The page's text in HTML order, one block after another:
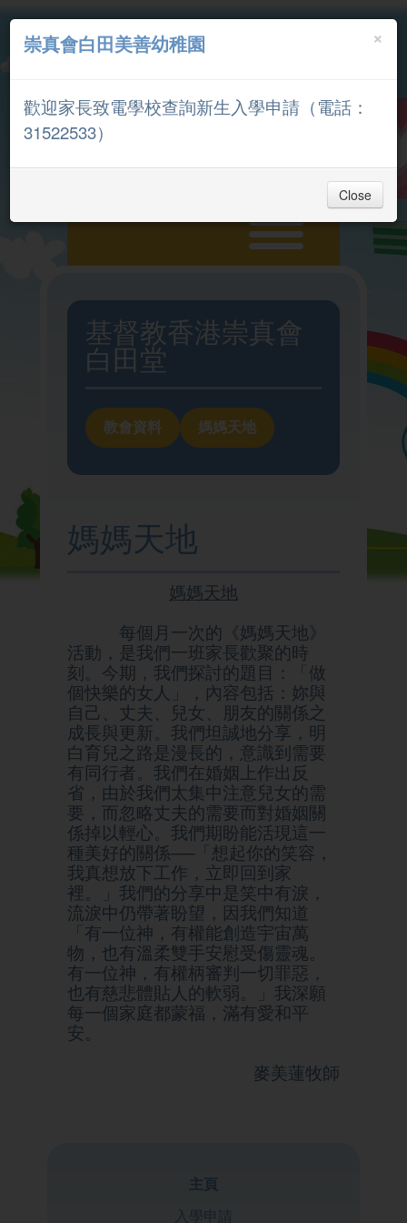
×
崇真會白田美善幼稚園
歡迎家長致電學校查詢新生入學申請（電話：
31522533）
Close
主頁
我們的學校
校園生活
基督教香港崇真會
白田堂
教會資料 媽媽天地
媽媽天地
媽媽天地
每個月一次的《媽媽天地》
活動，是我們一班家長歡聚的時
刻。今期，我們探討的題目：「做
個快樂的女人」，內容包括：妳與
自己、丈夫、兒女、朋友的關係之
成長與更新。我們坦誠地分享，明
白育兒之路是漫長的，意識到需要
有同行者。我們在婚姻上作出反
省，由於我們太集中注意兒女的需
要，而忽略丈夫的需要而對婚姻關
係掉以輕心。我們期盼能活現這一
種美好的關係──「想起你的笑容，
我真想放下工作，立即回到家
裡。」我們的分享中是笑中有淚，
流淚中仍帶著盼望，因我們知道
「有一位神，有權能創造宇宙萬
物，也有溫柔雙手安慰受傷靈魂。
有一位神，有權柄審判一切罪惡，
也有慈悲體貼人的軟弱。」我深願
每一個家庭都蒙福，滿有愛和平
安。
麥美蓮牧師
主頁
入學申請